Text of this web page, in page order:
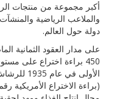
أكبر مجموعة من منتجات
دولة حول العالم.
450 براءة اختراع على
الأولى